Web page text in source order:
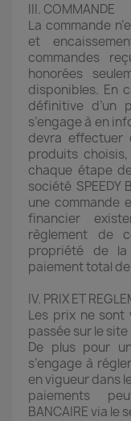
III. COMMANDE
La commande
et
commandes
honorées
disponibles. En
définitive d’un
s’engage à en
devra effectuer
produits
chaque étape
société
une commande
financier
règlement de
propriété de la
paiement total
IV. PRIX ET
Les prix ne sont
passée sur le
De plus pour
s’engage à
en vigueur dans
paiements
BANCAIRE via le